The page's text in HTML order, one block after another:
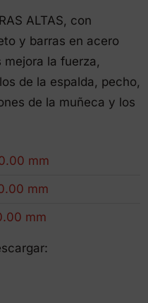
ALTAS, con
y barras en acero
la fuerza,
de la espalda, pecho,
de la muñeca y los
mm
mm
mm